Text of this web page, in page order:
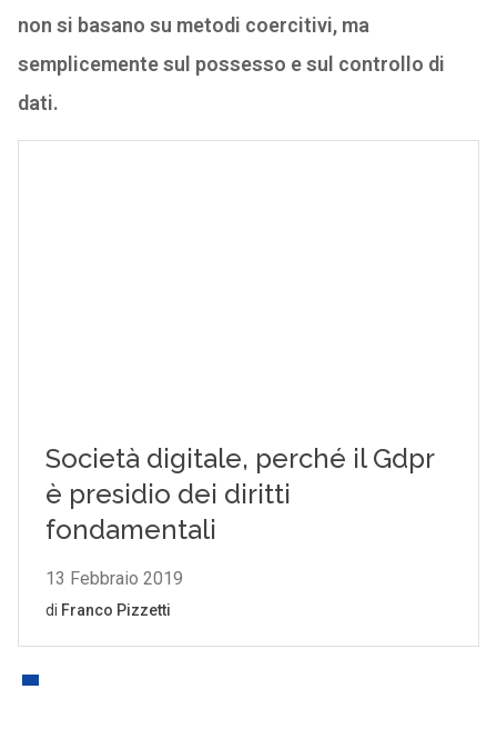
non si basano su metodi coercitivi, ma
semplicemente sul possesso e sul controllo di
dati.